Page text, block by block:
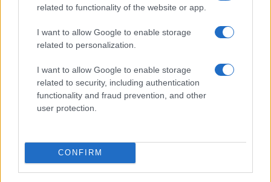
related to functionality of the website or app.
I want to allow Google to enable storage
related to personalization.
I want to allow Google to enable storage
related to security, including authentication
functionality and fraud prevention, and other
user protection.
CONFIRM
Sterling Point – L’isola dei segreti: trama, cast e
TEEN NEWS